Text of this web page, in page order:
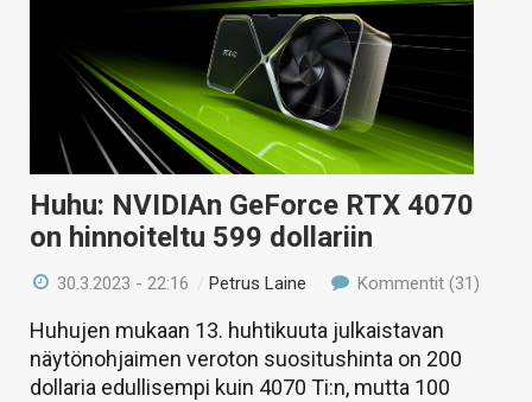
Huhu: NVIDIAn GeForce RTX 4070
on hinnoiteltu 599 dollariin
30.3.2023 - 22:16 / Petrus Laine Kommentit (31)
Huhujen mukaan 13. huhtikuuta julkaistavan
näytönohjaimen veroton suositushinta on 200
dollaria edullisempi kuin 4070 Ti:n, mutta 100